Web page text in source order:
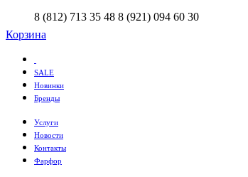
8 (812) 713 35 48 8 (921) 094 60 30
Корзина
SALE
Новинки
Бренды
Услуги
Новости
Контакты
Фарфор